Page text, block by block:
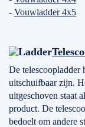
- Vouwladder 4x5
De telescoopladder
uitschuifbaar zijn.
uitgeschoven staat
product. De
bedoelt om andere